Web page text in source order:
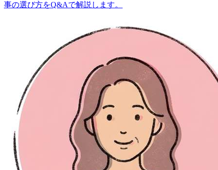
事の選び方をQ&Aで解説します。